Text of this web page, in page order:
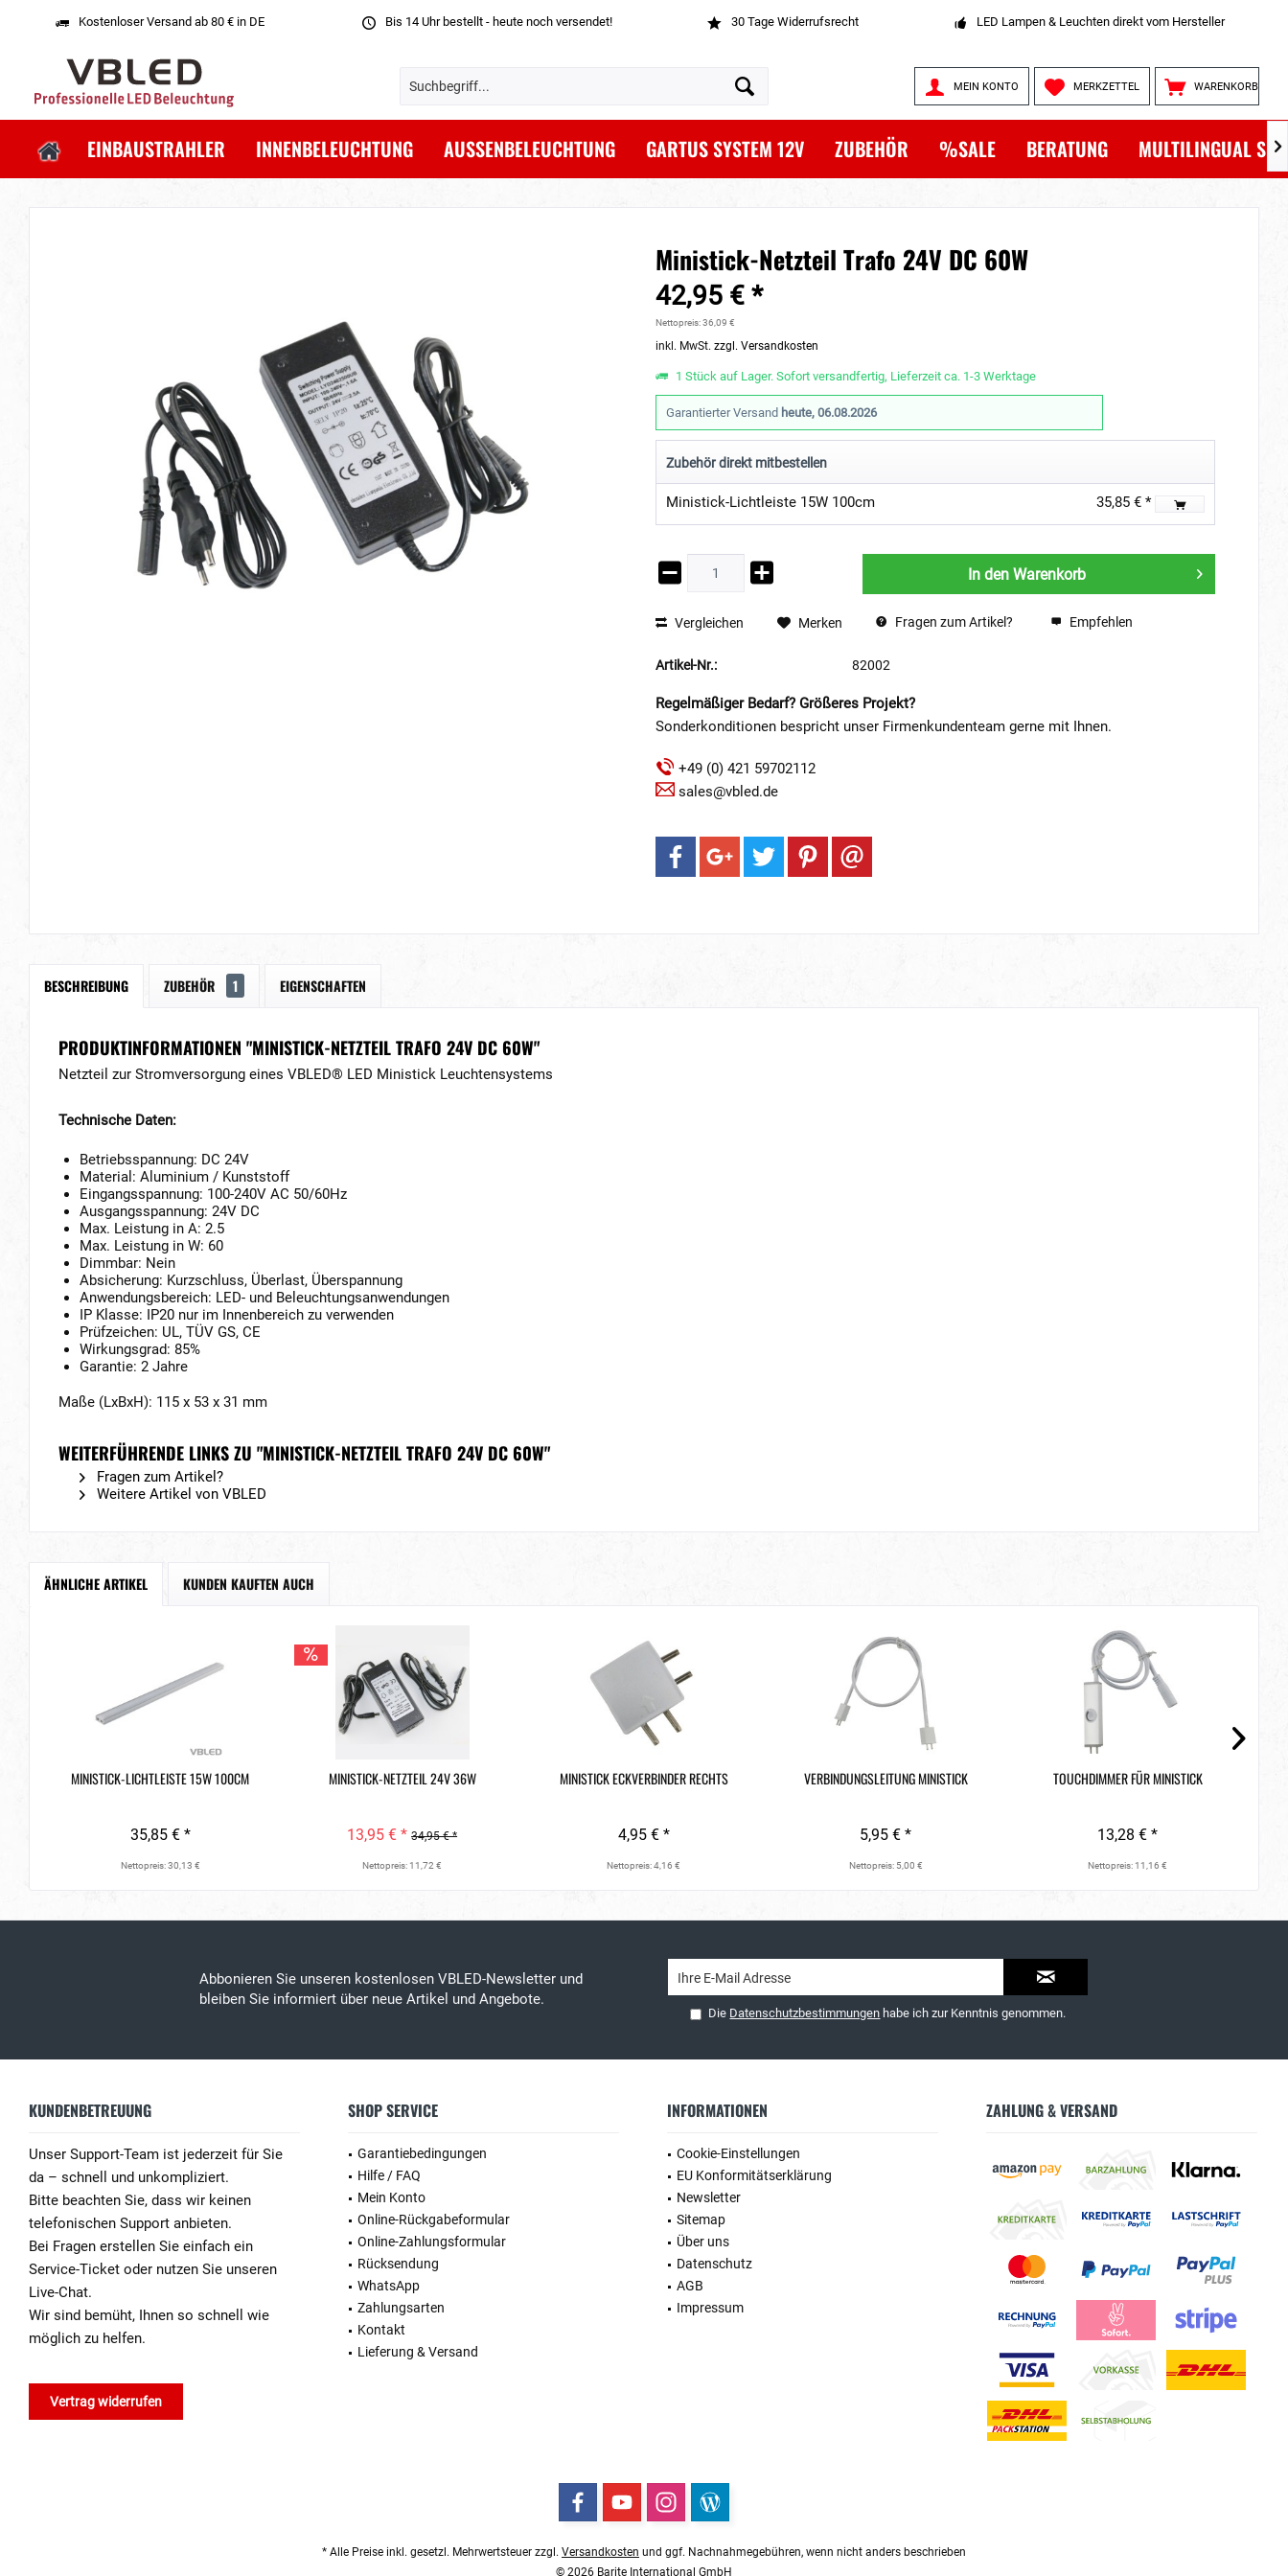
Kostenloser Versand ab 80 € in DE Bis 14 Uhr bestellt - heute noch versendet! 30 Tage Widerrufsrecht LED Lampen & Leuchten direkt vom Hersteller
WARENKORB
MERKZETTEL
MEIN KONTO
EINBAUSTRAHLER INNENBELEUCHTUNG AUSSENBELEUCHTUNG GARTUS SYSTEM 12V ZUBEHÖR %SALE BERATUNG MULTILINGUAL 
Ministick-Netzteil Trafo 24V DC 60W
42,95 € *
Nettopreis: 36,09 €
inkl. MwSt.zzgl. Versandkosten
1 Stück auf Lager. Sofort versandfertig, Lieferzeit ca. 1-3 Werktage
Garantierter Versand heute, 06.08.2026
Zubehör direkt mitbestellen
Ministick-Lichtleiste 15W 100cm 35,85 € *
In den Warenkorb
Vergleichen Merken Fragen zum Artikel? Empfehlen
Artikel-Nr.: 82002
Regelmäßiger Bedarf? Größeres Projekt?
Sonderkonditionen bespricht unser Firmenkundenteam gerne mit Ihnen.
+49 (0) 421 59702112
sales@vbled.de
BESCHREIBUNG ZUBEHÖR 1 EIGENSCHAFTEN
PRODUKTINFORMATIONEN "MINISTICK-NETZTEIL TRAFO 24V DC 60W"
Netzteil zur Stromversorgung eines VBLED® LED Ministick Leuchtensystems
Technische Daten:
Betriebsspannung: DC 24V
Material: Aluminium / Kunststoff
Eingangsspannung: 100-240V AC 50/60Hz
Ausgangsspannung: 24V DC
Max. Leistung in A: 2.5
Max. Leistung in W: 60
Dimmbar: Nein
Absicherung: Kurzschluss, Überlast, Überspannung
Anwendungsbereich: LED- und Beleuchtungsanwendungen
IP Klasse: IP20 nur im Innenbereich zu verwenden
Prüfzeichen: UL, TÜV GS, CE
Wirkungsgrad: 85%
Garantie: 2 Jahre
Maße (LxBxH): 115 x 53 x 31 mm
WEITERFÜHRENDE LINKS ZU "MINISTICK-NETZTEIL TRAFO 24V DC 60W"
Fragen zum Artikel?
Weitere Artikel von VBLED
ÄHNLICHE ARTIKEL KUNDEN KAUFTEN AUCH
MINISTICK-LICHTLEISTE 15W 100CM
35,85 € *
Nettopreis: 30,13 €
MINISTICK-NETZTEIL 24V 36W
13,95 € * 34,95 € *
Nettopreis: 11,72 €
MINISTICK ECKVERBINDER RECHTS
4,95 € *
Nettopreis: 4,16 €
VERBINDUNGSLEITUNG MINISTICK
5,95 € *
Nettopreis: 5,00 €
TOUCHDIMMER FÜR MINISTICK
13,28 € *
Nettopreis: 11,16 €
Abbonieren Sie unseren kostenlosen VBLED-Newsletter und
bleiben Sie informiert über neue Artikel und Angebote.
Die Datenschutzbestimmungen habe ich zur Kenntnis genommen.
KUNDENBETREUUNG
Unser Support-Team ist jederzeit für Sie
da – schnell und unkompliziert.
Bitte beachten Sie, dass wir keinen
telefonischen Support anbieten.
Bei Fragen erstellen Sie einfach ein
Service-Ticket oder nutzen Sie unseren
Live-Chat.
Wir sind bemüht, Ihnen so schnell wie
möglich zu helfen.
Vertrag widerrufen
SHOP SERVICE
Garantiebedingungen
Hilfe / FAQ
Mein Konto
Online-Rückgabeformular
Online-Zahlungsformular
Rücksendung
WhatsApp
Zahlungsarten
Kontakt
Lieferung & Versand
INFORMATIONEN
Cookie-Einstellungen
EU Konformitätserklärung
Newsletter
Sitemap
Über uns
Datenschutz
AGB
Impressum
ZAHLUNG & VERSAND
* Alle Preise inkl. gesetzl. Mehrwertsteuer zzgl. Versandkosten und ggf. Nachnahmegebühren, wenn nicht anders beschrieben
© 2026 Barite International GmbH